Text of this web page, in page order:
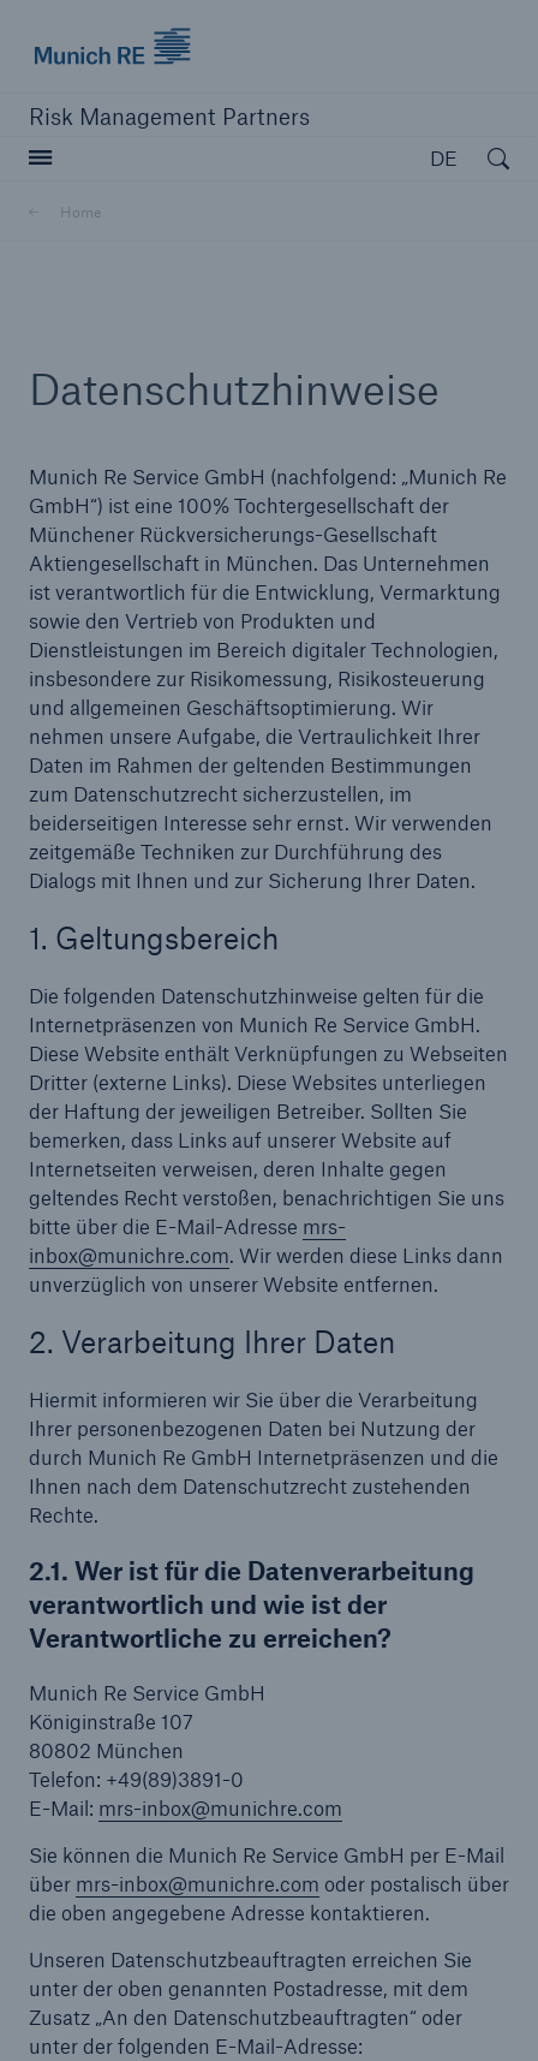
Risk Management Partners
DE
Home
Datenschutzhinweise
Munich Re Service GmbH (nachfolgend: „Munich Re
GmbH“) ist eine 100% Tochtergesellschaft der
Münchener Rückversicherungs-Gesellschaft
Aktiengesellschaft in München. Das Unternehmen
ist verantwortlich für die Entwicklung, Vermarktung
sowie den Vertrieb von Produkten und
Dienstleistungen im Bereich digitaler Technologien,
insbesondere zur Risikomessung, Risikosteuerung
und allgemeinen Geschäftsoptimierung. Wir
nehmen unsere Aufgabe, die Vertraulichkeit Ihrer
Daten im Rahmen der geltenden Bestimmungen
zum Datenschutzrecht sicherzustellen, im
beiderseitigen Interesse sehr ernst. Wir verwenden
zeitgemäße Techniken zur Durchführung des
Dialogs mit Ihnen und zur Sicherung Ihrer Daten.
1. Geltungsbereich
Die folgenden Datenschutzhinweise gelten für die
Internetpräsenzen von Munich Re Service GmbH.
Diese Website enthält Verknüpfungen zu Webseiten
Dritter (externe Links). Diese Websites unterliegen
der Haftung der jeweiligen Betreiber. Sollten Sie
bemerken, dass Links auf unserer Website auf
Internetseiten verweisen, deren Inhalte gegen
geltendes Recht verstoßen, benachrichtigen Sie uns
bitte über die E-Mail-Adresse mrs-
inbox@munichre.com. Wir werden diese Links dann
unverzüglich von unserer Website entfernen.
2. Verarbeitung Ihrer Daten
Hiermit informieren wir Sie über die Verarbeitung
Ihrer personenbezogenen Daten bei Nutzung der
durch Munich Re GmbH Internetpräsenzen und die
Ihnen nach dem Datenschutzrecht zustehenden
Rechte.
2.1. Wer ist für die Datenverarbeitung
verantwortlich und wie ist der
Verantwortliche zu erreichen?
Munich Re Service GmbH
Königinstraße 107
80802 München
Telefon: +49(89)3891-0
E-Mail: mrs-inbox@munichre.com
Sie können die Munich Re Service GmbH per E-Mail
über mrs-inbox@munichre.com oder postalisch über
die oben angegebene Adresse kontaktieren.
Unseren Datenschutzbeauftragten erreichen Sie
unter der oben genannten Postadresse, mit dem
Zusatz „An den Datenschutzbeauftragten“ oder
unter der folgenden E-Mail-Adresse:
Open
Lösungen
Ressourcen
Veranstaltungen
The Re:Brief
Login